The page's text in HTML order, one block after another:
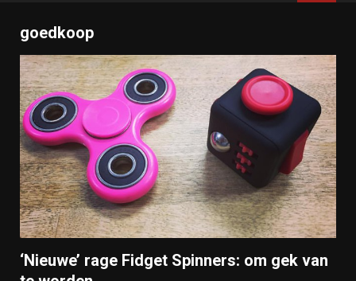
goedkoop
‘Nieuwe’ rage Fidget Spinners: om gek van